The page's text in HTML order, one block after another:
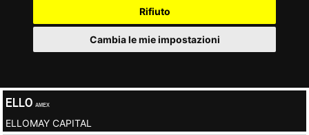
Rifiuto
Cambia le mie impostazioni
ELLO AMEX
ELLOMAY CAPITAL